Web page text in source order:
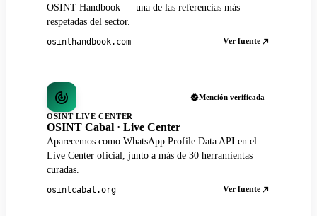
OSINT Handbook — una de las referencias más
respetadas del sector.
osinthandbook.com Ver fuente
Mención verificada
OSINT LIVE CENTER
OSINT Cabal · Live Center
Aparecemos como WhatsApp Profile Data API en el
Live Center oficial, junto a más de 30 herramientas
curadas.
osintcabal.org Ver fuente